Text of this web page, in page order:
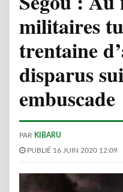
militaires
trentaine
disparus
embuscade
PAR KIBARU
PUBLIÉ 16 JUIN 2020 12:09